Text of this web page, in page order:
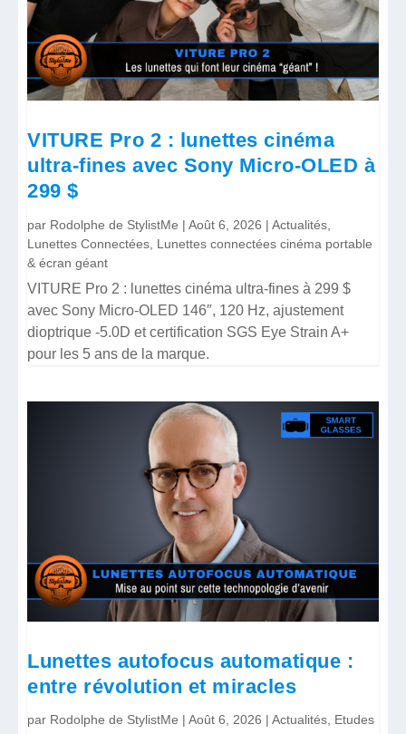
VITURE Pro 2 : lunettes cinéma
ultra-fines avec Sony Micro-OLED à
299 $
par Rodolphe de StylistMe |Août 6, 2026 |Actualités,
Lunettes Connectées, Lunettes connectées cinéma portable
& écran géant
VITURE Pro 2 : lunettes cinéma ultra-fines à 299 $
avec Sony Micro-OLED 146″, 120 Hz, ajustement
dioptrique -5.0D et certification SGS Eye Strain A+
pour les 5 ans de la marque.
Lunettes autofocus automatique :
entre révolution et miracles
par Rodolphe de StylistMe |Août 6, 2026 |Actualités, Etudes